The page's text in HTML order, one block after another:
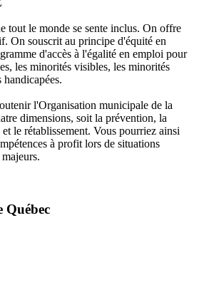
tout le monde se sente inclus. On offre
On souscrit au principe d'équité en
d'accès à l'égalité en emploi pour
les minorités visibles, les minorités
handicapées.
l'Organisation municipale de la
dimensions, soit la prévention, la
le rétablissement. Vous pourriez ainsi
à profit lors de situations
Québec